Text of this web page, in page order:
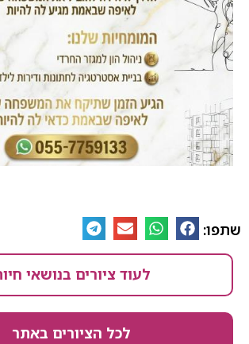
שתפו:
לעוד ציורים בנושאי
לכל הציורים באתר